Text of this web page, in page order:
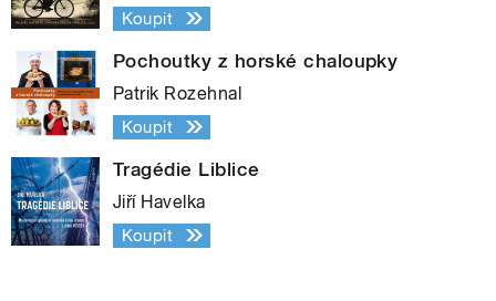
Koupit
Pochoutky z horské chaloupky
Patrik Rozehnal
Koupit
Tragédie Liblice
Jiří Havelka
Koupit